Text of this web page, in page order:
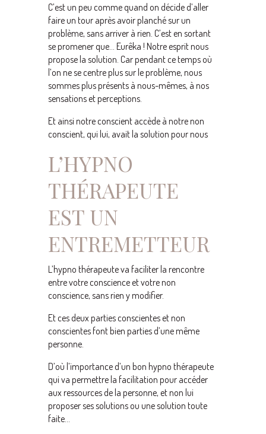
C’est un peu comme quand on décide d’aller
faire un tour après avoir planché sur un
problème, sans arriver à rien. C’est en sortant
se promener que… Eurêka ! Notre esprit nous
propose la solution. Car pendant ce temps où
l’on ne se centre plus sur le problème, nous
sommes plus présents à nous-mêmes, à nos
sensations et perceptions.
Et ainsi notre conscient accède à notre non
conscient, qui lui, avait la solution pour nous
L’HYPNO
THÉRAPEUTE
EST UN
ENTREMETTEUR
L’hypno thérapeute va faciliter la rencontre
entre votre conscience et votre non
conscience, sans rien y modifier.
Et ces deux parties conscientes et non
conscientes font bien parties d’une même
personne.
D’où l’importance d’un bon hypno thérapeute
qui va permettre la facilitation pour accéder
aux ressources de la personne, et non lui
proposer ses solutions ou une solution toute
faite…